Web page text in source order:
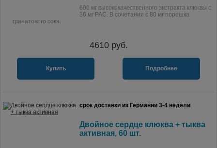
600 мг высококачественного экстракта клюквы с
36 мг PAC. В сочетании с 80 мг порошка
гранатового сока.
4610руб.
Купить Подробнее
срок доставки из Германии 3-4 недели
Двойное сердце клюква + тыква
активная, 60 шт.